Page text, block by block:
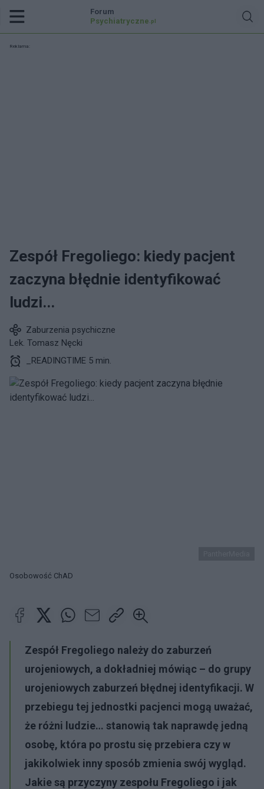
Forum
Psychiatryczne .pl
Reklama:
Zespół Fregoliego: kiedy pacjent
zaczyna błędnie identyfikować
ludzi...
Zaburzenia psychiczne
Lek. Tomasz Nęcki
_READINGTIME 5 min.
Osobowość ChAD
Zespół Fregoliego należy do zaburzeń
urojeniowych, a dokładniej mówiąc – do grupy
urojeniowych zaburzeń błędnej identyfikacji. W
przebiegu tej jednostki pacjenci mogą uważać,
że różni ludzie… stanowią tak naprawdę jedną
osobę, która po prostu się przebiera czy w
jakikolwiek inny sposób zmienia swój wygląd.
Jakie są przyczyny zespołu Fregoliego i jak